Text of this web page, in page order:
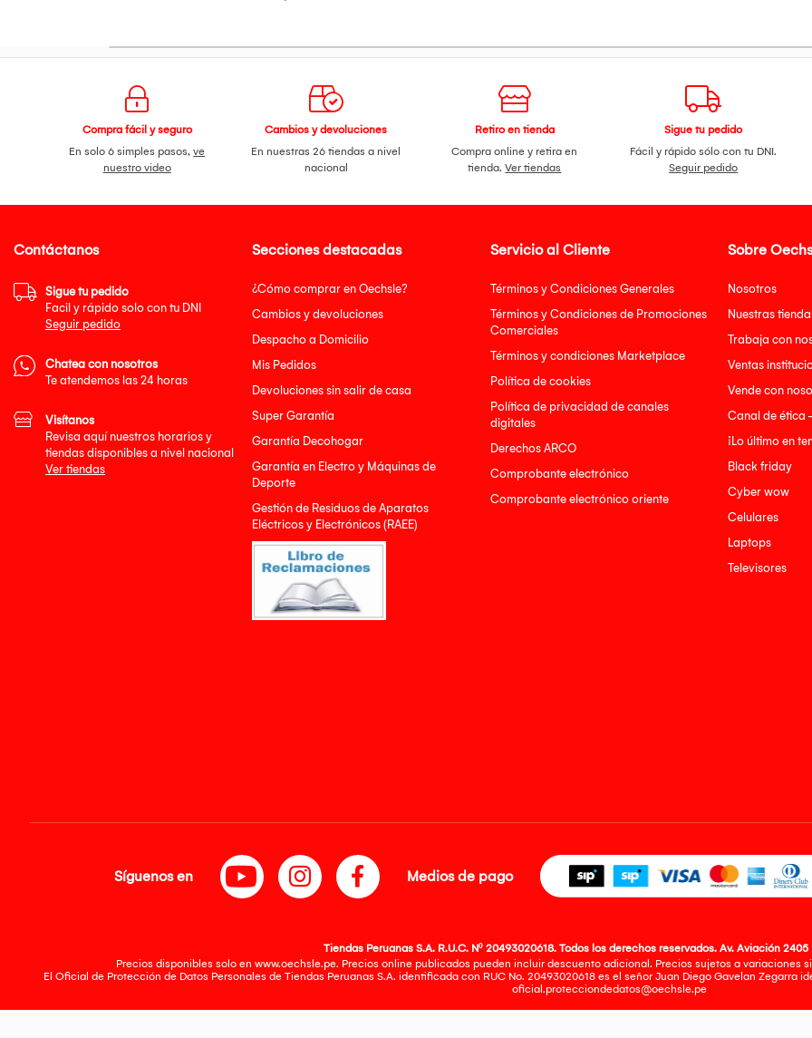
Compra fácil y seguro
En solo 6 simples pasos,ve
nuestro video
Cambios y devoluciones
En nuestras 26 tiendas a nivel
nacional
Retiro en tienda
Compra online y retira en
tienda.Ver tiendas
Sigue tu pedido
Fácil y rápido sólo con tu DNI.
Seguir pedido
Secciones destacadas
¿Cómo comprar en Oechsle?
Cambios y devoluciones
Despacho a Domicilio
Mis Pedidos
Devoluciones sin salir de casa
Super Garantía
Garantía Decohogar
Garantía en Electro y Máquinas de
Deporte
Gestión de Residuos de Aparatos
Eléctricos y Electrónicos (RAEE)
Servicio al Cliente
Términos y Condiciones Generales
Términos y Condiciones de Promociones
Comerciales
Términos y condiciones Marketplace
Política de cookies
Política de privacidad de canales
digitales
Derechos ARCO
Comprobante electrónico
Comprobante electrónico oriente
Sobre
Nosotros
Nuestras
Trabaja con
Ventas
Vende con
Canal de ética
¡Lo último en
Black friday
Cyber wow
Celulares
Laptops
Televisores
Contáctanos
Sigue tu pedido
Facil y rápido solo con tu DNI
Seguir pedido
Chatea con nosotros
Te atendemos las 24 horas
Visítanos
Revisa aquí nuestros horarios y
tiendas disponibles a nivel nacional
Ver tiendas
Síguenos en Medios de pago
Tiendas Peruanas S.A. R.U.C. Nº 20493020618. Todos los derechos reservados. Av. Aviación 2405
Precios disponibles solo en www.oechsle.pe. Precios online publicados pueden incluir descuento adicional. Precios sujetos a variaciones
El Oficial de Protección de Datos Personales de Tiendas Peruanas S.A. identificada con RUC No. 20493020618 es el señor Juan Diego Gavelan Zegarra
oficial.protecciondedatos@oechsle.pe